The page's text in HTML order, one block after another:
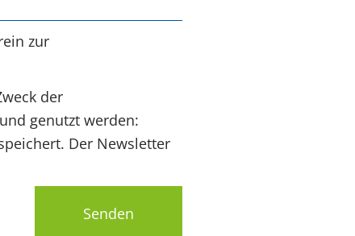
zur
der
genutzt werden:
Der Newsletter
Senden